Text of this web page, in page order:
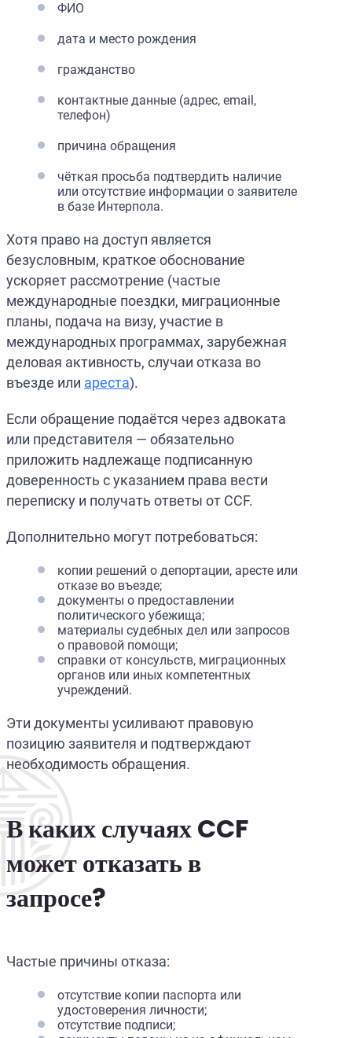
ФИО
дата и место рождения
гражданство
контактные данные (адрес, email,
телефон)
причина обращения
чёткая просьба подтвердить наличие
или отсутствие информации о заявителе
в базе Интерпола.
Хотя право на доступ является
безусловным, краткое обоснование
ускоряет рассмотрение (частые
международные поездки, миграционные
планы, подача на визу, участие в
международных программах, зарубежная
деловая активность, случаи отказа во
въезде или ареста).
Если обращение подаётся через адвоката
или представителя — обязательно
приложить надлежаще подписанную
доверенность с указанием права вести
переписку и получать ответы от CCF.
Дополнительно могут потребоваться:
копии решений о депортации, аресте или
отказе во въезде;
документы о предоставлении
политического убежища;
материалы судебных дел или запросов
о правовой помощи;
справки от консульств, миграционных
органов или иных компетентных
учреждений.
Эти документы усиливают правовую
позицию заявителя и подтверждают
необходимость обращения.
В каких случаях CCF
может отказать в
запросе?
Частые причины отказа:
отсутствие копии паспорта или
удостоверения личности;
отсутствие подписи;